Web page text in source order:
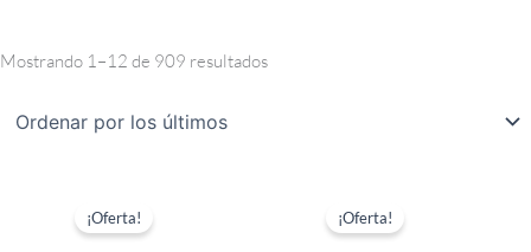
Mostrando 1–12 de 909 resultados
¡Oferta!
precio
original
¡Oferta!
precio
original